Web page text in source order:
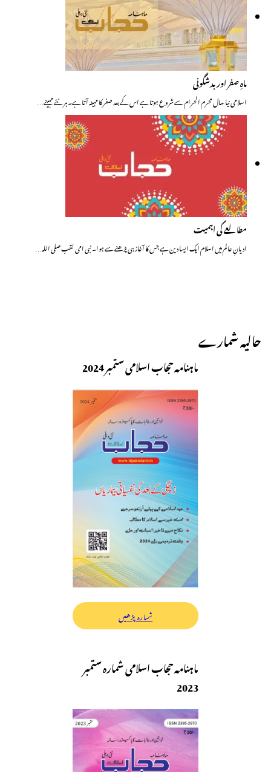
ماہِ صفر اور بدشگونی
اسلامی نیا سال محرم الحرام سے شروع ہوتا ہے اس کے بعد صفر کا مہینہ آتا ہے۔ ہر نئے مہینے…
مطالعے کی اہمیت
ادیانِ عالم میں اسلام ایک ایسا دین ہے جس کا آغاز ہی پڑھنے سے ہوا۔ نبی امی لقب صلی اللہ…
حالیہ شمارے
ماہنامہ حجاب اسلامی ستمبر 2024
شمارہ پڑھیں
ماہنامہ حجاب اسلامی شمارہ ستمبر
2023